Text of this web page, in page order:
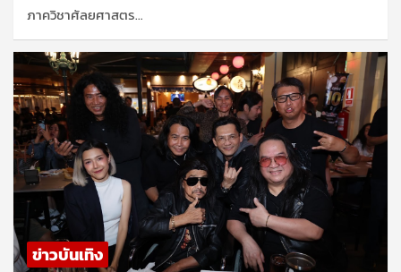
ภาควิชาศัลยศาสตร…
ข่าวบันเทิง